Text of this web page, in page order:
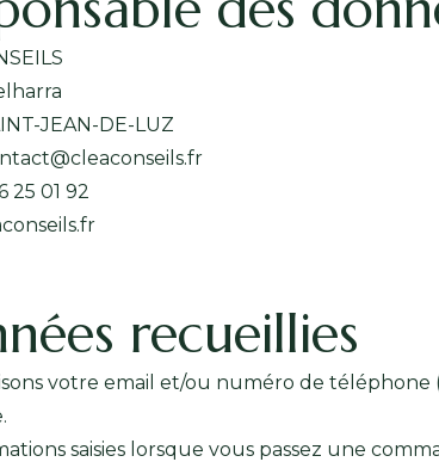
JEAN-DE-LUZ
25 01 92
recueillies
votre email et/ou numéro de
saisies lorsque vous passez une